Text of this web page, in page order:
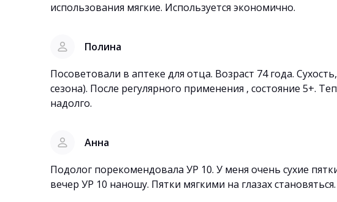
использования мягкие. Используется экономично.
Полина
Посоветовали в аптеке для отца. Возраст 74 года.
сезона). После регулярного применения , состояние 5+.
надолго.
Анна
Подолог порекомендовала УР 10. У меня очень сухие
вечер УР 10 наношу. Пятки мягкими на глазах становяться.